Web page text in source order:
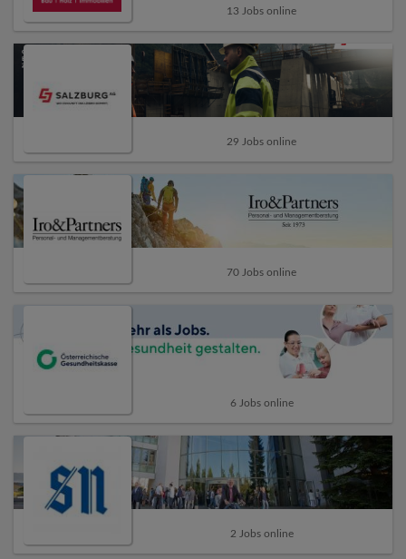
13 Jobs online
29 Jobs online
70 Jobs online
6 Jobs online
2 Jobs online